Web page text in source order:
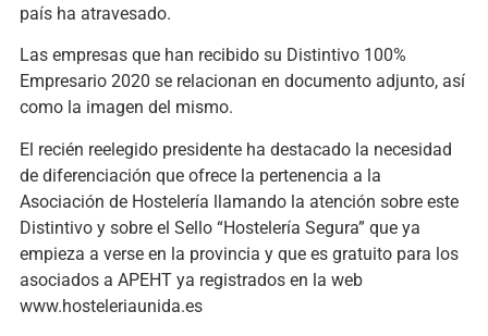
país ha atravesado.
Las empresas que han recibido su Distintivo 100%
Empresario 2020 se relacionan en documento adjunto, así
como la imagen del mismo.
El recién reelegido presidente ha destacado la necesidad
de diferenciación que ofrece la pertenencia a la
Asociación de Hostelería llamando la atención sobre este
Distintivo y sobre el Sello “Hostelería Segura” que ya
empieza a verse en la provincia y que es gratuito para los
asociados a APEHT ya registrados en la web
www.hosteleriaunida.es